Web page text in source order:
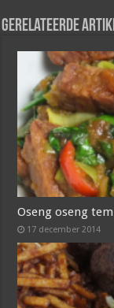
Gerelateerde
Oseng oseng
17 december 2014